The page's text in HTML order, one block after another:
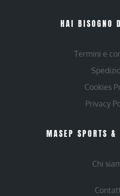
HAI BISOGNO
Termini e
Cookies
Privacy
MASEP SPORTS &
Chi